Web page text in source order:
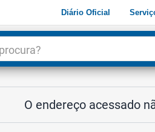
Diário Oficial
O endereço acessado